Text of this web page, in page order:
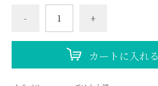
- +
カートに入れる